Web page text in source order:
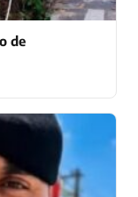
de